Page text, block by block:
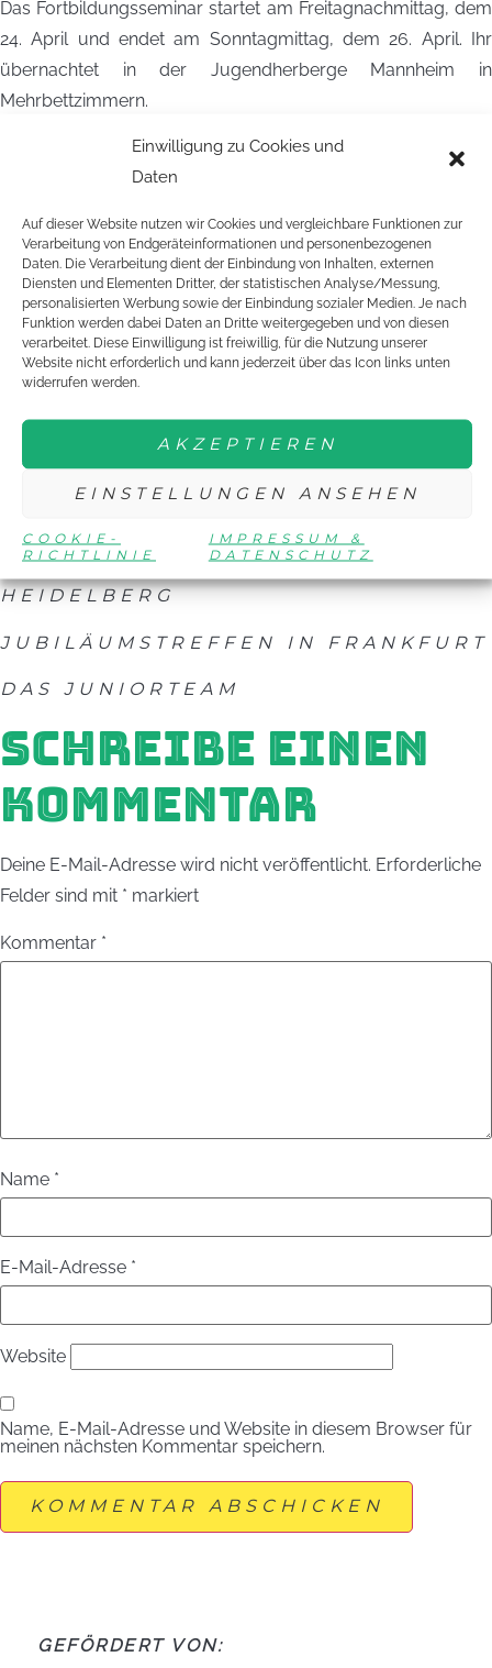
Einwilligung zu Cookies und
Daten
Auf dieser Website nutzen wir Cookies und vergleichbare Funktionen zur
Verarbeitung von Endgeräteinformationen und personenbezogenen
Daten. Die Verarbeitung dient der Einbindung von Inhalten, externen
Diensten und Elementen Dritter, der statistischen Analyse/Messung,
personalisierten Werbung sowie der Einbindung sozialer Medien. Je nach
Funktion werden dabei Daten an Dritte weitergegeben und von diesen
verarbeitet. Diese Einwilligung ist freiwillig, für die Nutzung unserer
Website nicht erforderlich und kann jederzeit über das Icon links unten
widerrufen werden.
AKZEPTIEREN
EINSTELLUNGEN ANSEHEN
COOKIE-
RICHTLINIE
IMPRESSUM &
DATENSCHUTZ
Das Fortbildungsseminar startet am Freitagnachmittag, dem
24. April und endet am Sonntagmittag, dem 26. April. Ihr
übernachtet in der Jugendherberge Mannheim in
Mehrbettzimmern.
Der Teilnehmerbetrag ist 30 Euro. Darin enthalten sind die
Übernachtung und Vollverpflegung in der Jugendherberge.
Meldet euch bis spätestens 10. April an. Die Plätze sind wie
immer sehr begehrt. Schickt uns einfach das
Anmeldeformular (siehe unten) per Mail, Fax oder Post. Wer
zuerst kommt, mahlt zuerst!
AUSSCHREIBUNG MANNHEIM
ANMELDEFORMULAR MANNHEIM
Mehr Infos/Fotos zu Juniorteam-Veranstaltungen und dem
FORTBILDUNGSSEMINAR 2014 IN
HEIDELBERG
JUBILÄUMSTREFFEN IN FRANKFURT
DAS JUNIORTEAM
SCHREIBE EINEN
KOMMENTAR
Deine E-Mail-Adresse wird nicht veröffentlicht. Erforderliche
Felder sind mit * markiert
Kommentar *
Name *
E-Mail-Adresse *
Website
Name, E-Mail-Adresse und Website in diesem Browser für
meinen nächsten Kommentar speichern.
GEFÖRDERT VON: